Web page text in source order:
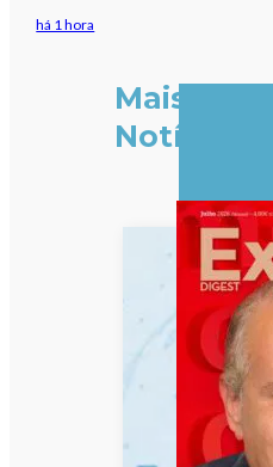
há 1 hora
Mais
Notícias